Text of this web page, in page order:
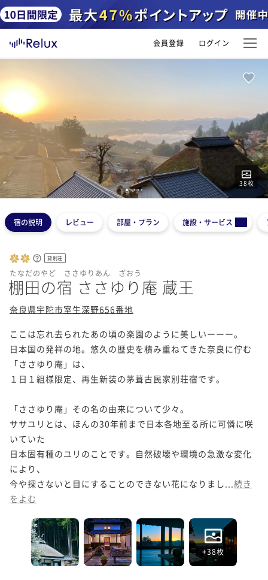
会員登録 ログイン
38枚
12345
宿の説明 レビュー 部屋・プラン 施設・サービス
貸別荘
たなだのやど ささゆりあん ざおう
棚田の宿 ささゆり庵 蔵王
奈良県宇陀市室生深野656番地
ここは忘れ去られたあの頃の楽園のように美しいーーー。
日本国の発祥の地。悠久の歴史を積み重ねてきた奈良に佇む
「ささゆり庵」は、
１日１組様限定、再生新装の茅葺古民家別荘宿です。
「ささゆり庵」その名の由来について少々。
ササユリとは、ほんの30年前まで日本各地至る所に可憐に咲
いていた
日本固有種のユリのことです。自然破壊や環境の急激な変化
により、
今や探さないと目にすることのできない花になりまし... 続き
をよむ
+38枚